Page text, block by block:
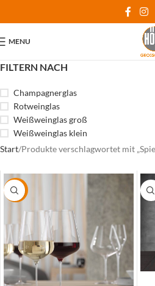
MENU
FILTERN NACH
Champagnerglas
Rotweinglas
Weißweinglas groß
Weißweinglas klein
Start Produkte verschlagwortet mit
-5%